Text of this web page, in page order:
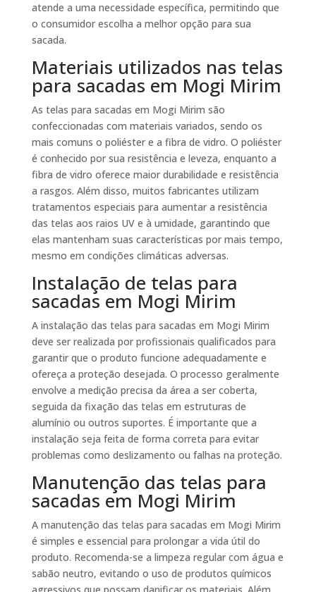
atende a uma necessidade específica, permitindo que
o consumidor escolha a melhor opção para sua
sacada.
Materiais utilizados nas telas
para sacadas em Mogi Mirim
As telas para sacadas em Mogi Mirim são
confeccionadas com materiais variados, sendo os
mais comuns o poliéster e a fibra de vidro. O poliéster
é conhecido por sua resistência e leveza, enquanto a
fibra de vidro oferece maior durabilidade e resistência
a rasgos. Além disso, muitos fabricantes utilizam
tratamentos especiais para aumentar a resistência
das telas aos raios UV e à umidade, garantindo que
elas mantenham suas características por mais tempo,
mesmo em condições climáticas adversas.
Instalação de telas para
sacadas em Mogi Mirim
A instalação das telas para sacadas em Mogi Mirim
deve ser realizada por profissionais qualificados para
garantir que o produto funcione adequadamente e
ofereça a proteção desejada. O processo geralmente
envolve a medição precisa da área a ser coberta,
seguida da fixação das telas em estruturas de
alumínio ou outros suportes. É importante que a
instalação seja feita de forma correta para evitar
problemas como deslizamento ou falhas na proteção.
Manutenção das telas para
sacadas em Mogi Mirim
A manutenção das telas para sacadas em Mogi Mirim
é simples e essencial para prolongar a vida útil do
produto. Recomenda-se a limpeza regular com água e
sabão neutro, evitando o uso de produtos químicos